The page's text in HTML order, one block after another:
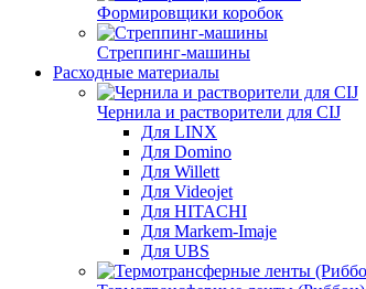
Формировщики коробок
Стреппинг-машины
Расходные материалы
Чернила и растворители для CIJ
Для LINX
Для Domino
Для Willett
Для Videojet
Для HITACHI
Для Markem-Imaje
Для UBS